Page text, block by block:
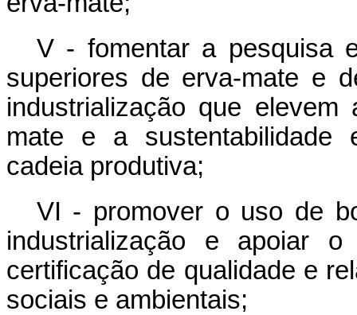
V - fomentar a pesquisa
superiores de erva-mate e
industrialização que
mate e a sustentabilidade
cadeia produtiva;
VI - promover o uso de
industrialização e apoiar
certificação de qualidade e
sociais e ambientais;